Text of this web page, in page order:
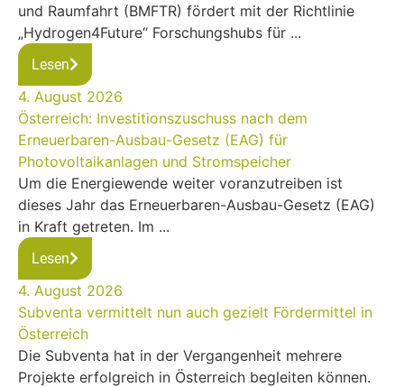
und Raumfahrt (BMFTR) fördert mit der Richtlinie
„Hydrogen4Future“ Forschungshubs für ...
Lesen
4. August 2026
Österreich: Investitionszuschuss nach dem
Erneuerbaren-Ausbau-Gesetz (EAG) für
Photovoltaikanlagen und Stromspeicher
Um die Energiewende weiter voranzutreiben ist
dieses Jahr das Erneuerbaren-Ausbau-Gesetz (EAG)
in Kraft getreten. Im ...
Lesen
4. August 2026
Subventa vermittelt nun auch gezielt Fördermittel in
Österreich
Die Subventa hat in der Vergangenheit mehrere
Projekte erfolgreich in Österreich begleiten können.